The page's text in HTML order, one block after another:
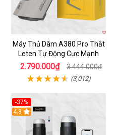
Máy Thủ Dâm A380 Pro Thắt
Leten Tự Động Cực Mạnh
2.790.000₫ 3.444.000₫
(3,012)
-37%
4.8